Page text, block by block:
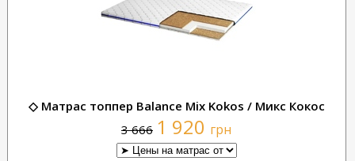
◇ Матрас топпер Balance Mix Kokos / Микс Кокос
3 666 1 920 грн